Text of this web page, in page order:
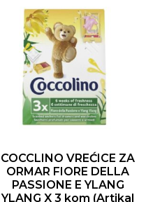
COCCLINO VREĆICE ZA
ORMAR FIORE DELLA
PASSIONE E YLANG
YLANG X 3 kom (Artikal